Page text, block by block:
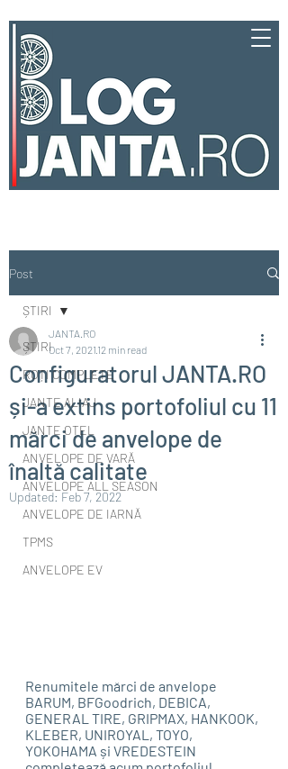
Post
ȘTIRI
ROȚI COMPLETE
JANTE ALIAJ
JANTE OȚEL
ANVELOPE DE VARĂ
ANVELOPE ALL SEASON
ANVELOPE DE IARNĂ
TPMS
ANVELOPE EV
ȘTIRI
Configuratorul JANTA.RO
și-a extins portofoliul cu 11
mărci de anvelope de
înaltă calitate
JANTA.RO
Oct 7, 2021 12 min read
Updated: Feb 7, 2022
Renumitele mărci de anvelope
BARUM, BFGoodrich, DEBICA,
GENERAL TIRE, GRIPMAX, HANKOOK,
KLEBER, UNIROYAL, TOYO,
YOKOHAMA și VREDESTEIN